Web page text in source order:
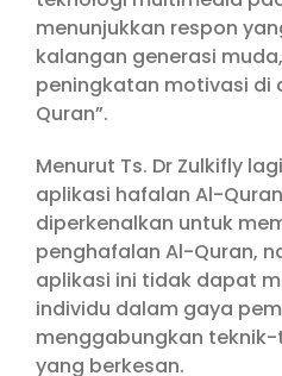
menunjukkan respon
kalangan generasi
peningkatan motivasi di
Quran”.
Menurut Ts. Dr Zulkifly
aplikasi hafalan Al-
diperkenalkan untuk
penghafalan Al-Quran,
aplikasi ini tidak dapat
individu dalam gaya
menggabungkan
yang berkesan.